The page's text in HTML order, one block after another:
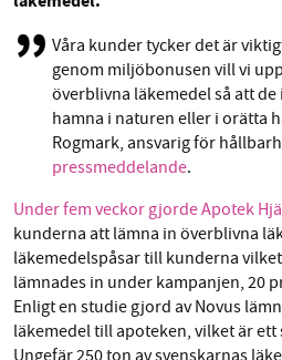
Threads
Våra kunder tycker det är
genom miljöbonusen vill vi
överblivna läkemedel så att
hamna i naturen eller i orätta
Rogmark, ansvarig för
pressmeddelande.
Under fem veckor gjorde Apotek
kunderna att lämna in överblivna
läkemedelspåsar till kunderna
lämnades in under kampanjen, 20
Enligt en studie gjord av Novus
läkemedel till apoteken, vilket är
SMB kämpar för en
starten 2010 har vår
miljödebatten
nyhetsbevakning och
utveckla vårt arbete –
vill hjälpa
Stötta vårt arbete genom